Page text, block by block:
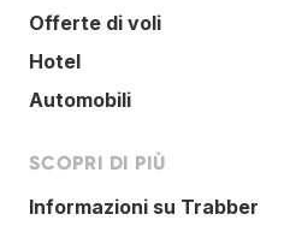
Offerte di voli
Hotel
Automobili
SCOPRI DI PIÙ
Informazioni su Trabber